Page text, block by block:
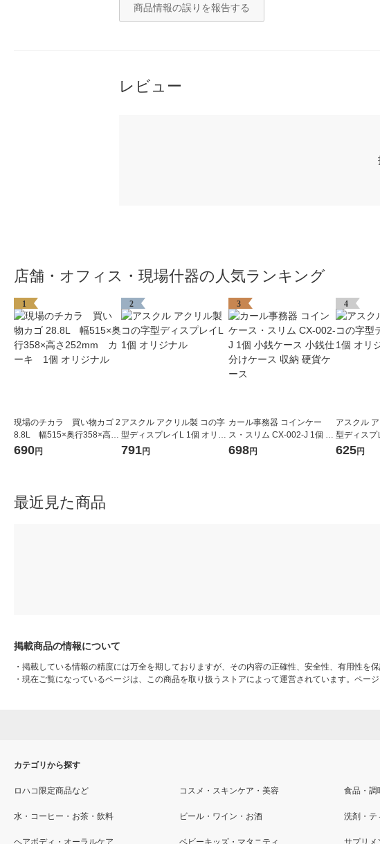
商品情報の誤りを報告する
レビュー
店舗・オフィス・現場什器の人気ランキング
1
現場のチカラ 買い物カゴ 2
8.8L 幅515×奥行358×高さ
252mm カーキ 1個 オリ
690円
2
アスクル アクリル製 コの字
型ディスプレイL 1個 オリジ
ナル
791円
3
カール事務器 コインケー
ス・スリム CX-002-J 1個 小
銭ケース 小銭仕分けケース
698円
4
アスクル
型ディスプ
ナル
625円
最近見た商品
掲載商品の情報について
・ 掲載している情報の精度には万全を期しておりますが、その内容の正確性、安全性、有用性を保
・ 現在ご覧になっているページは、この商品を取り扱うストアによって運営されています。ペー
カテゴリから探す
ロハコ限定商品など コスメ・スキンケア・美容 食品・調
水・コーヒー・お茶・飲料 ビール・ワイン・お酒 洗剤・テ
ヘアボディ・オーラルケア ベビーキッズ・マタニティ サプリメ